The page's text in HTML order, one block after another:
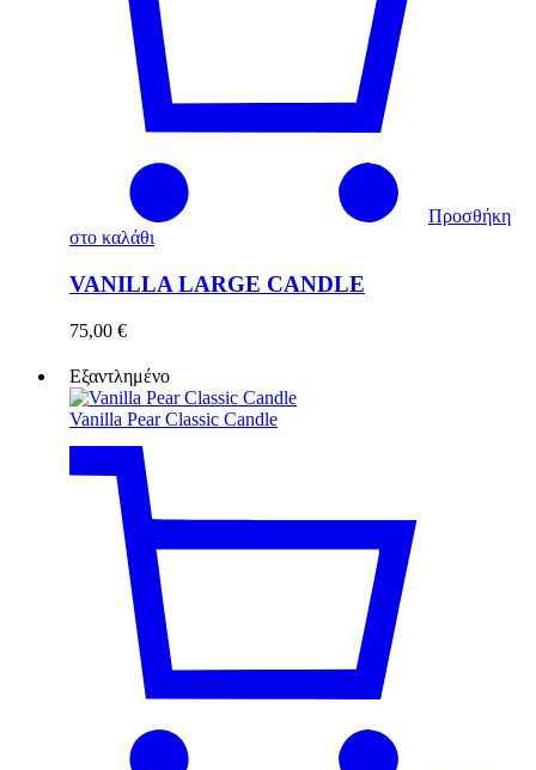
Προσθήκη
στο καλάθι
VANILLA LARGE CANDLE
75,00 €
Εξαντλημένο
Vanilla Pear Classic Candle